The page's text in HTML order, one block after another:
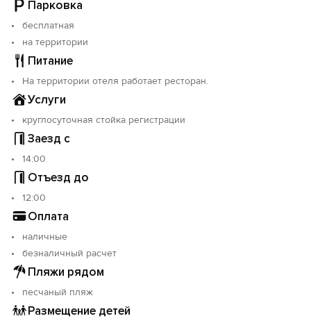
Парковка
бесплатная
на территории
Питание
На территории отеля работает ресторан.
Услуги
круглосуточная стойка регистрации
Заезд с
14:00
Отъезд до
12:00
Оплата
наличные
безналичный расчет
Пляжи рядом
песчаный пляж
Размещение детей